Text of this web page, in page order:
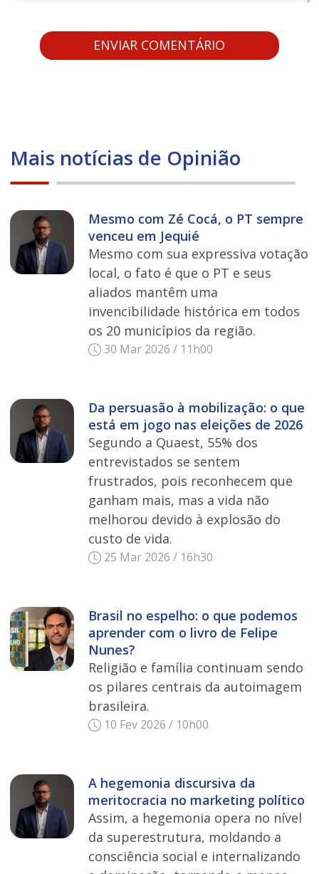
Mais notícias de Opinião
Mesmo com Zé Cocá, o PT sempre
venceu em Jequié
Mesmo com sua expressiva votação
local, o fato é que o PT e seus
aliados mantêm uma
invencibilidade histórica em todos
os 20 municípios da região.
30 Mar 2026 / 11h00
Da persuasão à mobilização: o que
está em jogo nas eleições de 2026
Segundo a Quaest, 55% dos
entrevistados se sentem
frustrados, pois reconhecem que
ganham mais, mas a vida não
melhorou devido à explosão do
custo de vida.
25 Mar 2026 / 16h30
Brasil no espelho: o que podemos
aprender com o livro de Felipe
Nunes?
Religião e família continuam sendo
os pilares centrais da autoimagem
brasileira.
10 Fev 2026 / 10h00
A hegemonia discursiva da
meritocracia no marketing político
Assim, a hegemonia opera no nível
da superestrutura, moldando a
consciência social e internalizando